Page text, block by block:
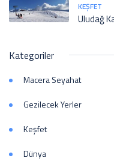
KEŞFET
Uludağ
Kategoriler
Macera Seyahat
Gezilecek Yerler
Keşfet
Dünya